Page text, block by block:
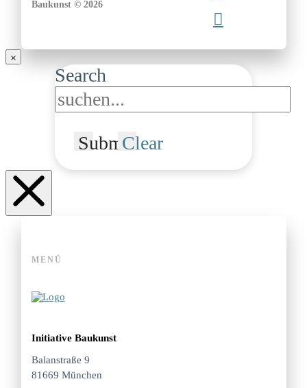
Baukunst © 2026
Search
SubmitClear
MENÜ
Initiative Baukunst
Balanstraße 9
81669 München